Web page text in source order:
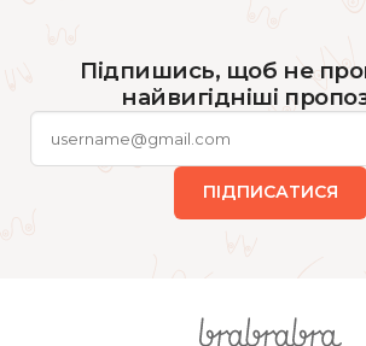
Підпишись, щоб не
найвигідніші
ПІДПИСАТИСЯ